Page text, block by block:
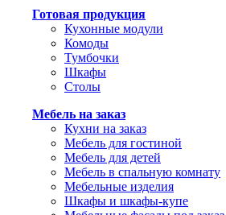
Готовая продукция
Кухонные модули
Комоды
Тумбочки
Шкафы
Столы
Мебель на заказ
Кухни на заказ
Мебель для гостиной
Мебель для детей
Мебель в спальную комнату
Мебельные изделия
Шкафы и шкафы-купе